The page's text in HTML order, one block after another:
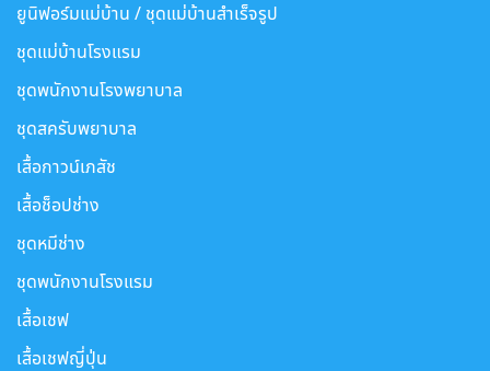
ยูนิฟอร์มแม่บ้าน / ชุดแม่บ้านสำเร็จรูป
ชุดแม่บ้านโรงแรม
ชุดพนักงานโรงพยาบาล
ชุดสครับพยาบาล
เสื้อกาวน์เภสัช
เสื้อช็อปช่าง
ชุดหมีช่าง
ชุดพนักงานโรงแรม
เสื้อเชฟ
เสื้อเชฟญี่ปุ่น